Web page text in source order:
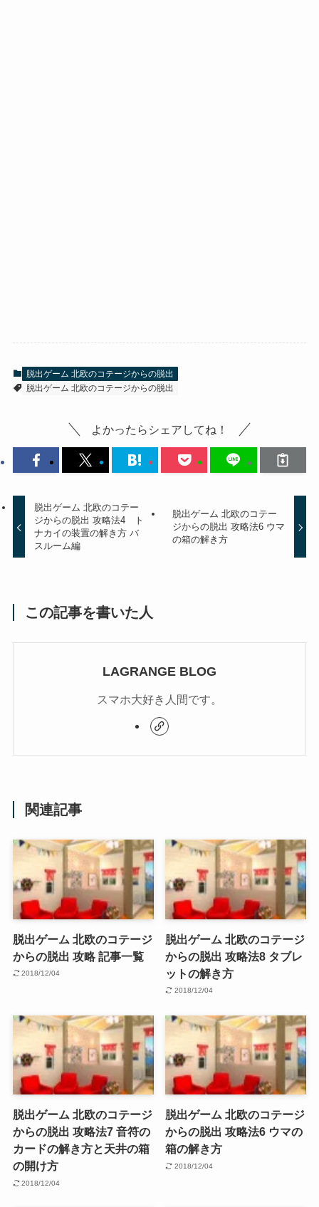
脱出ゲーム 北欧のコテージからの脱出
脱出ゲーム 北欧のコテージからの脱出
よかったらシェアしてね！
脱出ゲーム 北欧のコテー
ジからの脱出 攻略法4 ト
ナカイの装置の解き方 バ
スルーム編
脱出ゲーム 北欧のコテー
ジからの脱出 攻略法6 ウマ
の箱の解き方
この記事を書いた人
LAGRANGE BLOG
スマホ大好き人間です。
関連記事
脱出ゲーム 北欧のコテージ
からの脱出 攻略 記事一覧
2018/12/04
脱出ゲーム 北欧のコテージ
からの脱出 攻略法8 タブレ
ットの解き方
2018/12/04
脱出ゲーム 北欧のコテージ
からの脱出 攻略法7 音符の
カードの解き方と天井の箱
の開け方
2018/12/04
脱出ゲーム 北欧のコテージ
からの脱出 攻略法6 ウマの
箱の解き方
2018/12/04